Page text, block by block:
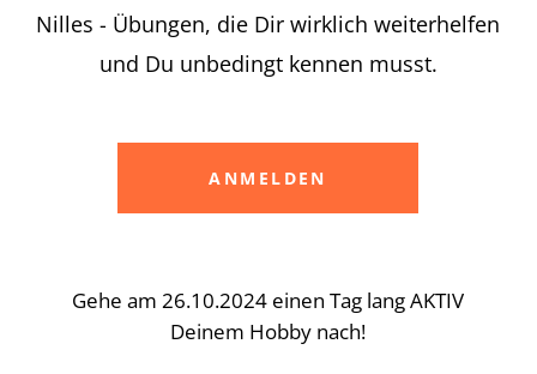
Nilles - Übungen, die Dir wirklich weiterhelfen
und Du unbedingt kennen musst.
ANMELDEN
Gehe am 26.10.2024 einen Tag lang AKTIV
Deinem Hobby nach!